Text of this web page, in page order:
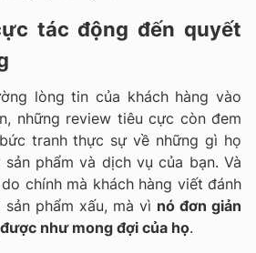
tác động đến quyết
lòng tin của khách hàng vào
những review tiêu cực còn đem
tranh thực sự về những gì họ
phẩm và dịch vụ của bạn. Và
chính mà khách hàng viết đánh
phẩm xấu, mà vì nó đơn giản
như mong đợi của họ.